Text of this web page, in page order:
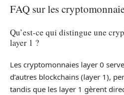
FAQ sur les
Qu’est-ce qui distingue une
layer 1 ?
Les cryptomonnaies layer 0
d’autres blockchains (layer 1),
tandis que les layer 1 gèrent